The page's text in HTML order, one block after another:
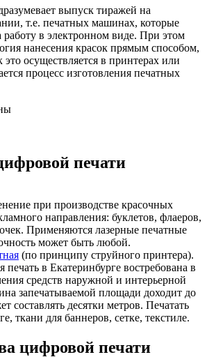
выпуск тиражей на
т.е. печатных машинах, которые
работу в электронном виде. При этом
нанесения красок прямым способом,
это осуществляется в принтерах или
процесс изготовления печатных
печати
при производстве красочных
направления: буклетов, флаеров,
Применяются лазерные печатные
может быть любой.
(по принципу струйного принтера).
печать в Екатеринбурге востребована в
средств наружной и интерьерной
запечатываемой площади доходит до
составлять десятки метров. Печатать
ткани для баннеров, сетке, текстиле.
цифровой печати